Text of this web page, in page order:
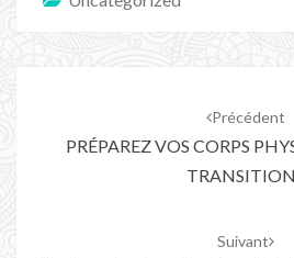
Précédent
PRÉPAREZ VOS CORPS
Suivant